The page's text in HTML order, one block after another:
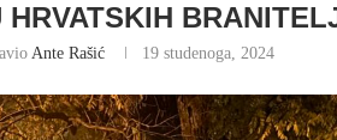
HRVATSKIH
Ante Rašić 19 studenoga, 2024